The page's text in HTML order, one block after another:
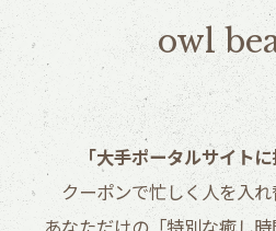
owl
「大手ポータルサイト
クーポンで忙しく人を入